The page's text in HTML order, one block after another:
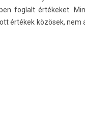
fog­lalt értékeket.
értékek közösek, nem